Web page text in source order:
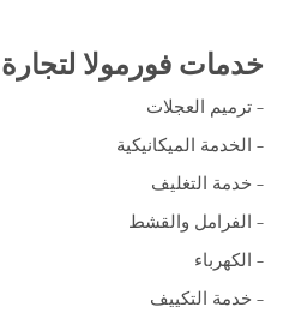
خدمات فورمولا
– ترميم العجلات
– الخدمة الميكانيكية
– خدمة التغليف
– الفرامل والقشط
– الكهرباء
– خدمة التكييف